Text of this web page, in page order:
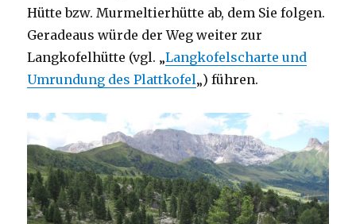
Hütte bzw. Murmeltierhütte ab, dem Sie folgen.
Geradeaus würde der Weg weiter zur
Langkofelhütte (vgl. „Langkofelscharte und
Umrundung des Plattkofel„) führen.